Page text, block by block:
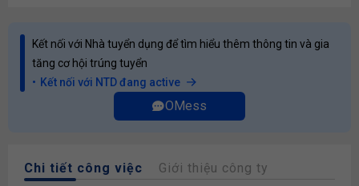
Kết nối với Nhà tuyển dụng để tìm hiểu thêm thông tin và gia
tăng cơ hội trúng tuyển
Kết nối với NTD đang active
OMess
Chi tiết công việc Giới thiệu công ty